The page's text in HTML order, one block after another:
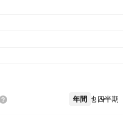
年間 四半期
その他